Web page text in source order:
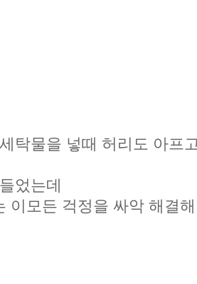
탁물을 넣때 허리도 아프
었는데
이모든 걱정을 싸악 해결